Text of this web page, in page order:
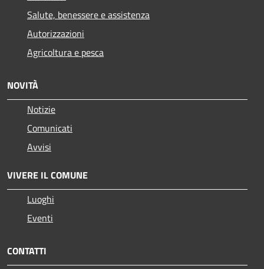
Salute, benessere e assistenza
Autorizzazioni
Agricoltura e pesca
NOVITÀ
Notizie
Comunicati
Avvisi
VIVERE IL COMUNE
Luoghi
Eventi
CONTATTI